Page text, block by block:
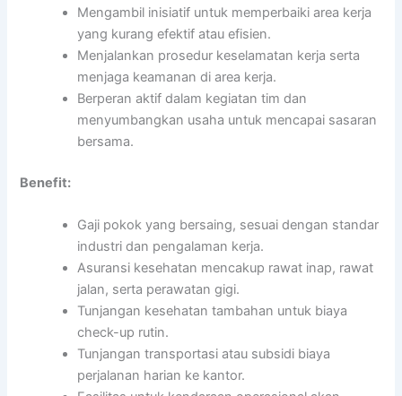
Mengambil inisiatif untuk memperbaiki area kerja
yang kurang efektif atau efisien.
Menjalankan prosedur keselamatan kerja serta
menjaga keamanan di area kerja.
Berperan aktif dalam kegiatan tim dan
menyumbangkan usaha untuk mencapai sasaran
bersama.
Benefit:
Gaji pokok yang bersaing, sesuai dengan standar
industri dan pengalaman kerja.
Asuransi kesehatan mencakup rawat inap, rawat
jalan, serta perawatan gigi.
Tunjangan kesehatan tambahan untuk biaya
check-up rutin.
Tunjangan transportasi atau subsidi biaya
perjalanan harian ke kantor.